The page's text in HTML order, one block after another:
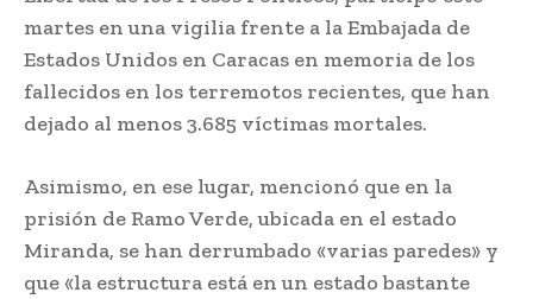
martes en una vigilia frente a la Embajada de
Estados Unidos en Caracas en memoria de los
fallecidos en los terremotos recientes, que han
dejado al menos 3.685 víctimas mortales.
Asimismo, en ese lugar, mencionó que en la
prisión de Ramo Verde, ubicada en el estado
Miranda, se han derrumbado «varias paredes» y
que «la estructura está en un estado bastante